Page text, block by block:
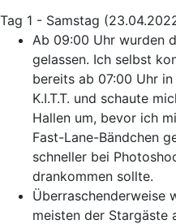
Tag 1 - Samstag
Ab 09:00 Uhr wurden
gelassen. Ich selbst
bereits ab 07:00 Uhr
K.I.T.T. und schaute
Hallen um, bevor ich
Fast-Lane-Bändchen
schneller bei
drankommen sollte.
Überraschenderweise
meisten der Stargäste